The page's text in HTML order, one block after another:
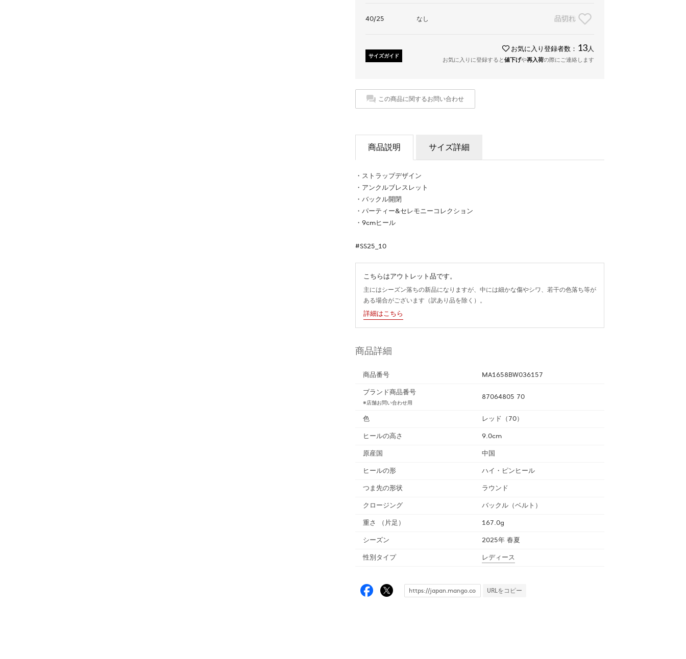
40/25 なし 品切れ
サイズガイド
お気に入り登録者数： 13 人
お気に入りに登録すると値下げや再入荷の際にご連絡します
この商品に関するお問い合わせ
商品説明 サイズ詳細
・ストラップデザイン
・アンクルブレスレット
・バックル開閉
・パーティー&セレモニーコレクション
・9cmヒール
#SS25_10
こちらはアウトレット品です。
主にはシーズン落ちの新品になりますが、中には細かな傷やシワ、若干の色落ち等が
ある場合がございます（訳あり品を除く）。
詳細はこちら
商品詳細
商品番号
MA1658BW036157
ブランド商品番号
※店舗お問い合わせ用
87064805 70
色
レッド（70）
ヒールの高さ
9.0cm
原産国
中国
ヒールの形
ハイ・ピンヒール
つま先の形状
ラウンド
クロージング
バックル（ベルト）
重さ
（片足）
167.0g
シーズン
2025年 春夏
性別タイプ
レディース
URLをコピー